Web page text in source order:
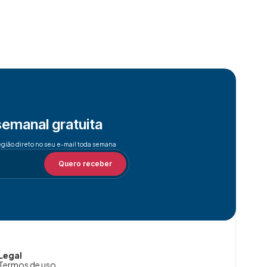
gratuita
direto no seu e-mail toda semana
Quero receber